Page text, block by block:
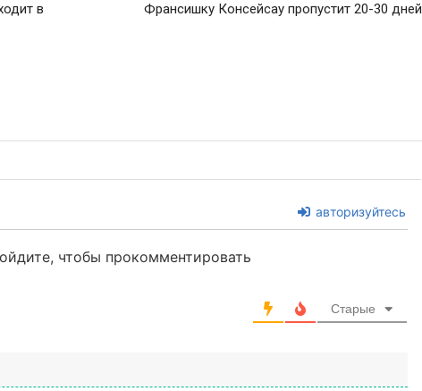
в
Франсишку Консейсау пропустит 20-30 дней
авторизуйтесь
чтобы прокомментировать
Старые